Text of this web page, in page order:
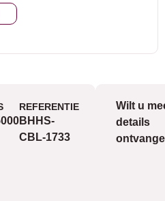
REFERENTIE
BHHS-
CBL-1733
Uitzicht
Wilt u
details